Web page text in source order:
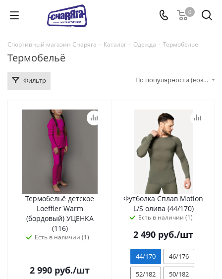
0
Спортивный магазин Снаряга - Каталог - Одежда - Термобельё
Термобельё
Фильтр По популярности (возрастание)
Термобельё детское
Loeffler Warm
(бордовый) УЦЕНКА
(116)
Есть в наличии (1)
2 990 руб./шт
Футболка Сплав Motion
L/S олива (44/170)
Есть в наличии (1)
2 490 руб./шт
44/170
46/176
52/182
50/182